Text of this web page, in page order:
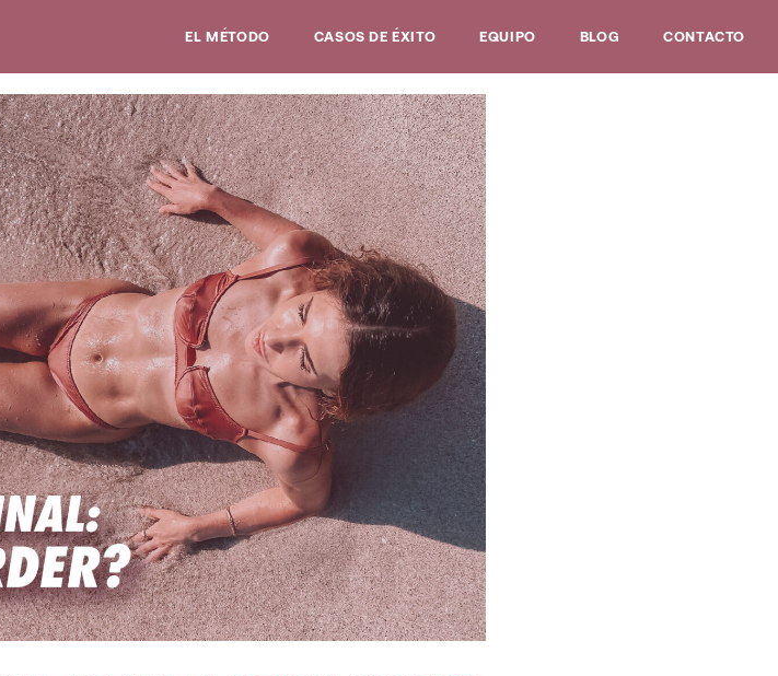
EL MÉTODO CASOS DE ÉXITO EQUIPO BLOG CONTACTO